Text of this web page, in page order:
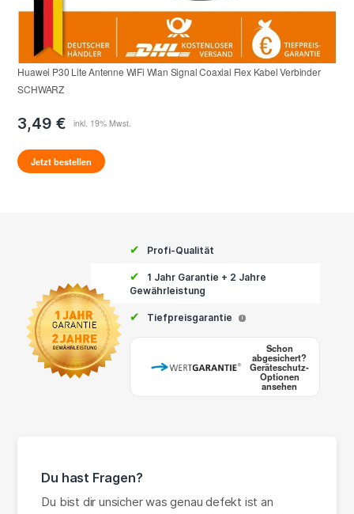
Huawei P30 Lite Antenne WiFi Wlan Signal Coaxial Flex Kabel Verbinder
SCHWARZ
3,49 €
Jetzt bestellen
✔ Profi-Qualität
✔
1 Jahr Garantie + 2 Jahre
Gewährleistung
✔ Tiefpreisgarantie i
Schon
abgesichert?
Geräteschutz-
Optionen
ansehen
Du hast Fragen?
Du bist dir unsicher was genau defekt ist an